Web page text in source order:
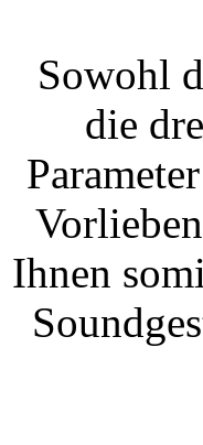
Sowohl
die
Ihnen